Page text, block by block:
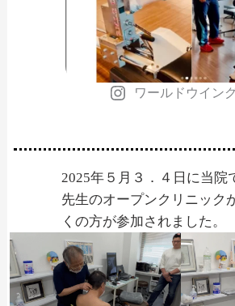
ワールドウイン
2025年５月３．４日に当院
先生のオープンクリニック
くの方が参加されました。